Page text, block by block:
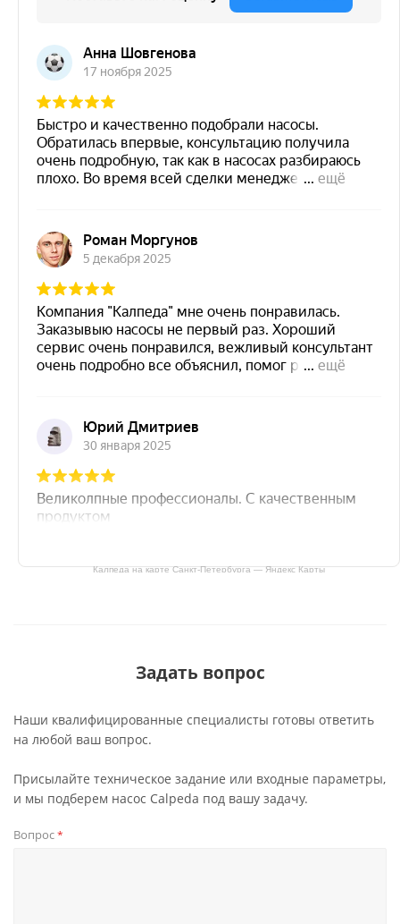
Калпеда на карте Санкт‑Петербурга — Яндекс Карты
Задать вопрос
Наши квалифицированные специалисты готовы ответить
на любой ваш вопрос.
Присылайте техническое задание или входные параметры,
и мы подберем насос Calpeda под вашу задачу.
Вопрос*